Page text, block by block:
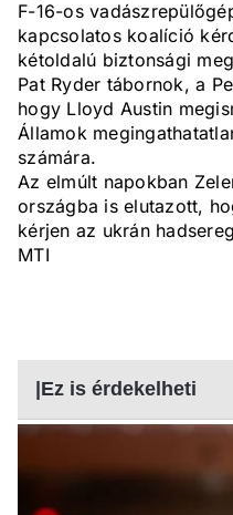
F-16-os
kapcsolatos koalíció
kétoldalú biztonsági
Pat Ryder tábornok, a
hogy Lloyd Austin
Államok
számára.
Az elmúlt napokban
országba is elutazott,
kérjen az ukrán
MTI